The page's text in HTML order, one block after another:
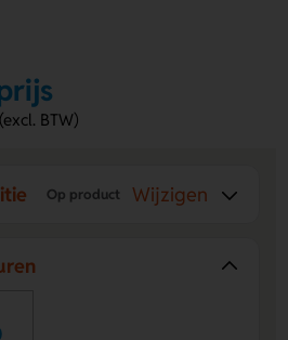
uit 80 of 160 vellen. Alle vellen
val direct op.
Topblok notitieblokje
laatste vel.
Vellen en zijkanten volledig
met 80 of 160 vellen voor
BTW)
Op product Wijzigen